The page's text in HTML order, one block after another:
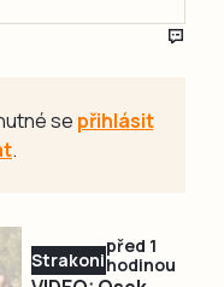
se přihlásit
.
Strakonicko
před 1
hodinou